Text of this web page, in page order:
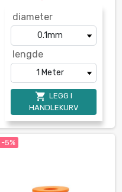
diameter
lengde
 LEGG I
HANDLEKURV
-5%